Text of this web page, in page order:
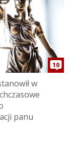
10
w
panu